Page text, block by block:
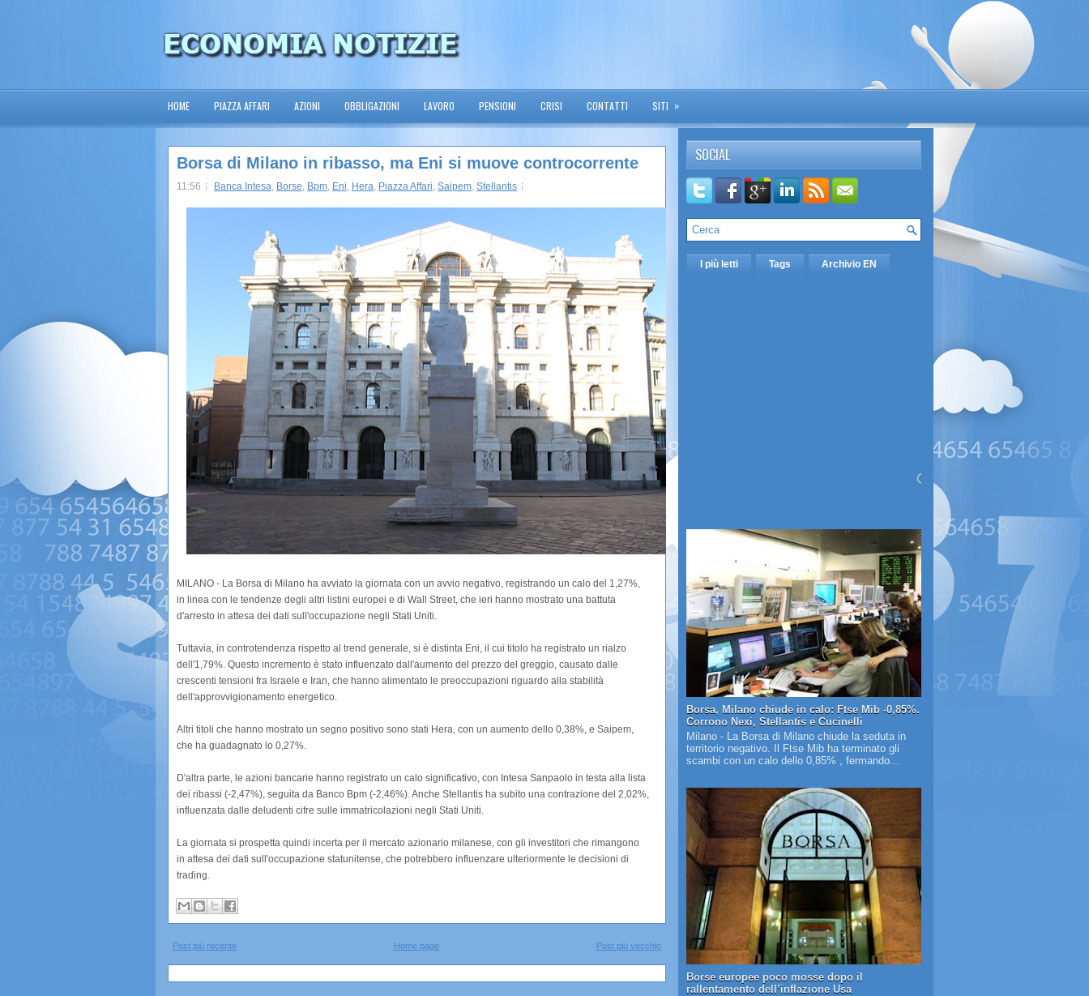
HOME PIAZZA AFFARI AZIONI OBBLIGAZIONI LAVORO PENSIONI CRISI CONTATTI SITI »
Borsa di Milano in ribasso, ma Eni si muove controcorrente
11:56 Banca Intesa, Borse, Bpm, Eni, Hera, Piazza Affari, Saipem, Stellantis
MILANO - La Borsa di Milano ha avviato la giornata con un avvio negativo, registrando un calo del 1,27%,
in linea con le tendenze degli altri listini europei e di Wall Street, che ieri hanno mostrato una battuta
d'arresto in attesa dei dati sull'occupazione negli Stati Uniti.
Tuttavia, in controtendenza rispetto al trend generale, si è distinta Eni, il cui titolo ha registrato un rialzo
dell'1,79%. Questo incremento è stato influenzato dall'aumento del prezzo del greggio, causato dalle
crescenti tensioni fra Israele e Iran, che hanno alimentato le preoccupazioni riguardo alla stabilità
dell'approvvigionamento energetico.
Altri titoli che hanno mostrato un segno positivo sono stati Hera, con un aumento dello 0,38%, e Saipem,
che ha guadagnato lo 0,27%.
D'altra parte, le azioni bancarie hanno registrato un calo significativo, con Intesa Sanpaolo in testa alla lista
dei ribassi (-2,47%), seguita da Banco Bpm (-2,46%). Anche Stellantis ha subito una contrazione del 2,02%,
influenzata dalle deludenti cifre sulle immatricolazioni negli Stati Uniti.
La giornata si prospetta quindi incerta per il mercato azionario milanese, con gli investitori che rimangono
in attesa dei dati sull'occupazione statunitense, che potrebbero influenzare ulteriormente le decisioni di
trading.
Post più recente Post più vecchio
Home page
SOCIAL
I più letti Tags Archivio EN
Borsa, Milano chiude in calo: Ftse Mib -0,85%.
Corrono Nexi, Stellantis e Cucinelli
Milano - La Borsa di Milano chiude la seduta in
territorio negativo. Il Ftse Mib ha terminato gli
scambi con un calo dello 0,85% , fermando...
Borse europee poco mosse dopo il
rallentamento dell’inflazione Usa